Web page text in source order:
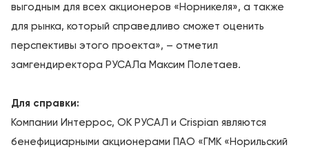
выгодным для всех акционеров «Норникеля», а также
для рынка, который справедливо сможет оценить
перспективы этого проекта», – отметил
замгендиректора РУСАЛа Максим Полетаев.
Для справки:
Компании Интеррос, ОК РУСАЛ и Crispian являются
бенефициарными акционерами ПАО «ГМК «Норильский